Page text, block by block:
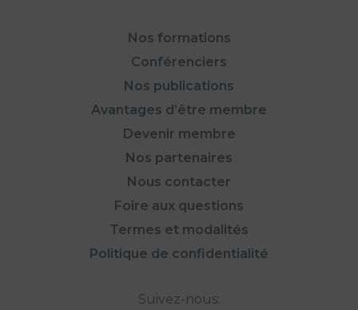
Nos formations
Conférenciers
Nos publications
Avantages d’être membre
Devenir membre
Nos partenaires
Nous contacter
Foire aux questions
Termes et modalités
Politique de confidentialité
Suivez-nous: